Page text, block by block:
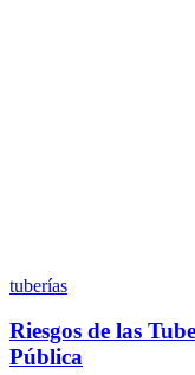
tuberías
Riesgos de las
Pública